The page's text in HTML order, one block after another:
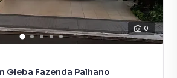
10
Gleba Fazenda Palhano